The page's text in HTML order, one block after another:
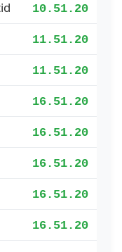
10.51.21
11.51.21
11.51.21
16.51.21
16.51.21
16.51.21
16.51.21
16.51.21